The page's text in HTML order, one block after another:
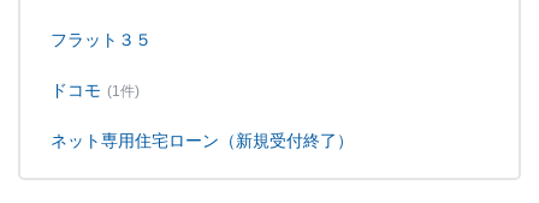
フラット３５
ドコモ (1件)
ネット専用住宅ローン（新規受付終了）